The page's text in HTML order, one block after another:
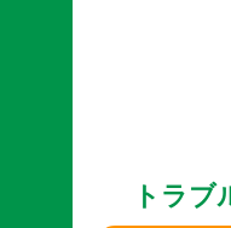
トラブ